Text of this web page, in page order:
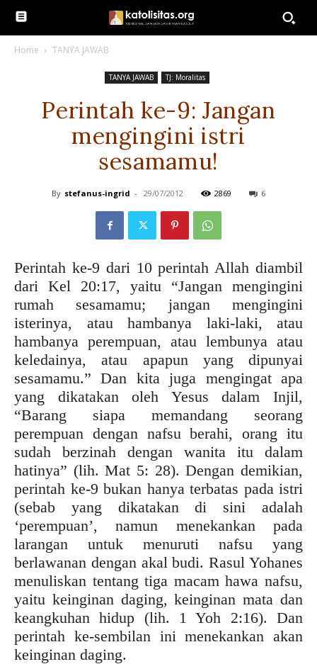
Home TANYA JAWAB
TANYA JAWAB TJ: Moralitas
Perintah ke-9: Jangan
mengingini istri
sesamamu!
By stefanus-ingrid - 29/07/2012 2869 6
Perintah ke-9 dari 10 perintah Allah diambil
dari Kel 20:17, yaitu “Jangan mengingini
rumah sesamamu; jangan mengingini
isterinya, atau hambanya laki-laki, atau
hambanya perempuan, atau lembunya atau
keledainya, atau apapun yang dipunyai
sesamamu.” Dan kita juga mengingat apa
yang dikatakan oleh Yesus dalam Injil,
“Barang siapa memandang seorang
perempuan dengan nafsu berahi, orang itu
sudah berzinah dengan wanita itu dalam
hatinya” (lih. Mat 5: 28). Dengan demikian,
perintah ke-9 bukan hanya terbatas pada istri
(sebab yang dikatakan di sini adalah
‘perempuan’, namun menekankan pada
larangan untuk menuruti nafsu yang
berlawanan dengan akal budi. Rasul Yohanes
menuliskan tentang tiga macam hawa nafsu,
yaitu keinginan daging, keinginan mata dan
keangkuhan hidup (lih. 1 Yoh 2:16). Dan
perintah ke-sembilan ini menekankan akan
keinginan daging.